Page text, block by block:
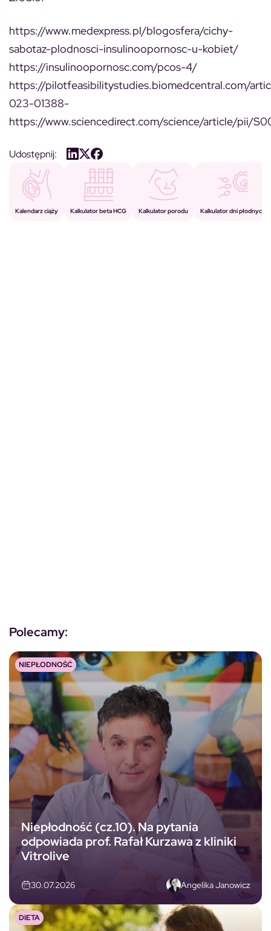
https://www.medexpress.pl/blogosfera/cichy-
sabotaz-plodnosci-insulinoopornosc-u-kobiet/
https://insulinoopornosc.com/pcos-4/
https://pilotfeasibilitystudies.biomedcentral.com/
023-01388-
https://www.sciencedirect.com/science/article/pii/
Udostępnij:
Kalendarz ciąży Kalkulator beta HCG Kalkulator porodu Kalkulator dni płodnych
Polecamy:
Niepłodność (cz.10). Na pytania
odpowiada prof. Rafał Kurzawa z kliniki
Vitrolive
30.07.2026 Angelika Janowicz
NIEPŁODNOŚĆ
DIETA